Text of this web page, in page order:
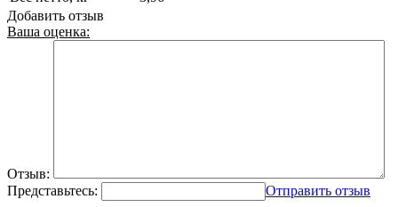
Добавить отзыв
Ваша оценка:
Отзыв:
Представьтесь:
Отправить отзыв